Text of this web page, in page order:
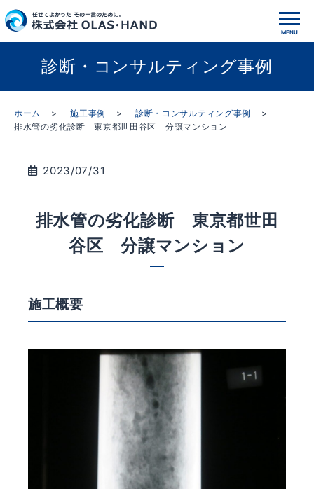
診断・コンサルティング事例
ホーム 施工事例
診断・コンサルティング事例
排水管の劣化診断 東京都世田谷区 分譲マンション
2023/07/31
排水管の劣化診断 東京都世田
谷区 分譲マンション
施工概要